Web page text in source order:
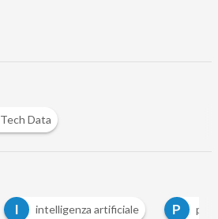
Tech Data
I intelligenza artificiale P